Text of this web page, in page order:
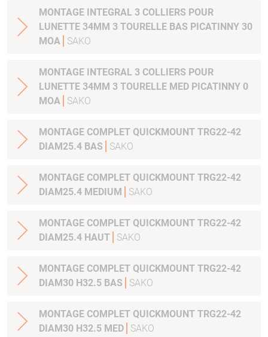
MONTAGE INTEGRAL 3 COLLIERS POUR
LUNETTE 34MM 3 TOURELLE BAS PICATINNY 30
MOA
SAKO
MONTAGE INTEGRAL 3 COLLIERS POUR
LUNETTE 34MM 3 TOURELLE MED PICATINNY 0
MOA
SAKO
MONTAGE COMPLET QUICKMOUNT TRG22-42
DIAM25.4 BAS
SAKO
MONTAGE COMPLET QUICKMOUNT TRG22-42
DIAM25.4 MEDIUM
SAKO
MONTAGE COMPLET QUICKMOUNT TRG22-42
DIAM25.4 HAUT
SAKO
MONTAGE COMPLET QUICKMOUNT TRG22-42
DIAM30 H32.5 BAS
SAKO
MONTAGE COMPLET QUICKMOUNT TRG22-42
DIAM30 H32.5 MED
SAKO